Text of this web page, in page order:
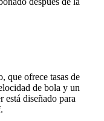
que ofrece tasas de
de bola y un
diseñado para